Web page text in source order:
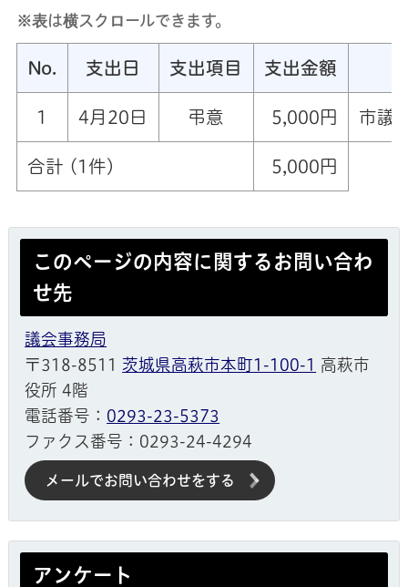
※表は横スクロールできます。
No. 支出日 支出項目 支出金額
1 4月20日 弔意 5,000円 市議
合計 (1件) 5,000円
このページの内容に関するお問い合わ
せ先
議会事務局
〒318-8511 茨城県高萩市本町1-100-1 高萩市
役所 4階
電話番号： 0293-23-5373
ファクス番号：0293-24-4294
メールでお問い合わせをする
アンケート